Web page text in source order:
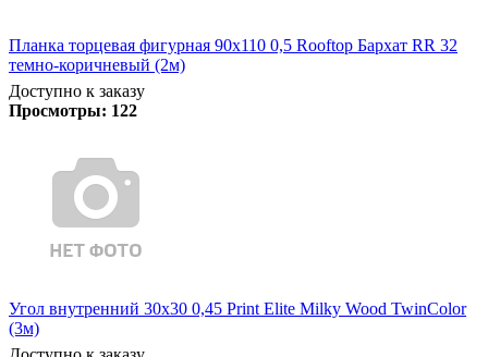
Планка торцевая фигурная 90х110 0,5 Rooftop Бархат RR 32
темно-коричневый (2м)
Доступно к заказу
Просмотры: 122
Угол внутренний 30х30 0,45 Print Elite Milky Wood TwinColor
(3м)